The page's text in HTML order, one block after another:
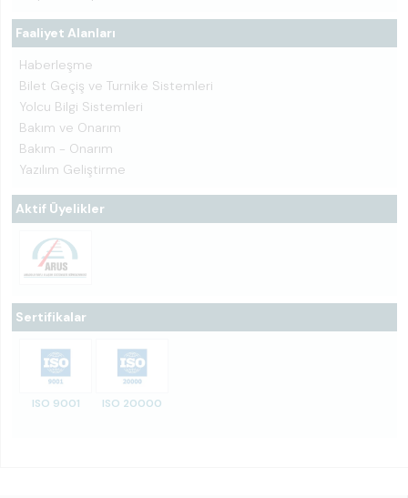
Faaliyet Alanları
Haberleşme
Bilet Geçiş ve Turnike Sistemleri
Yolcu Bilgi Sistemleri
Bakım ve Onarım
Bakım - Onarım
Yazılım Geliştirme
Aktif Üyelikler
Sertifikalar
ISO 9001 ISO 20000